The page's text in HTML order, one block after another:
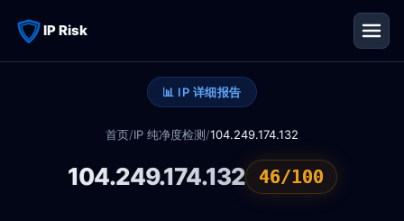
IP Risk
📊 IP 详细报告
首页/IP 纯净度检测/104.249.174.132
104.249.174.132 46/100